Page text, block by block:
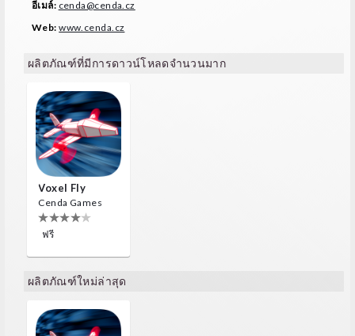
อีเมล์: cenda@cenda.cz
Web:www.cenda.cz
ผลิตภัณฑ์ที่มีการดาวน์โหลดจำนวนมาก
Voxel Fly
Cenda Games
ฟรี
ผลิตภัณฑ์ใหม่ล่าสุด